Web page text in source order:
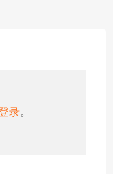
录。